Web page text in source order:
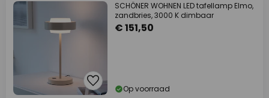
SCHÖNER WOHNEN LED tafellamp Elmo,
zandbries, 3000 K dimbaar
€ 151,50
Op voorraad